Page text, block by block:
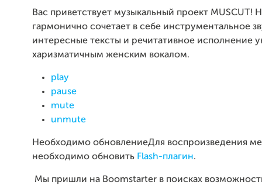
Вас приветствует музыкальный проект MUSCUT !
гармонично сочетает в себе инструментальное
интересные тексты и речитативное исполнение
харизматичным женским вокалом.
play
pause
mute
unmute
Необходимо обновлениеДля воспроизведения
необходимо обновить Flash-плагин.
Мы пришли на Boomstarter в поисках